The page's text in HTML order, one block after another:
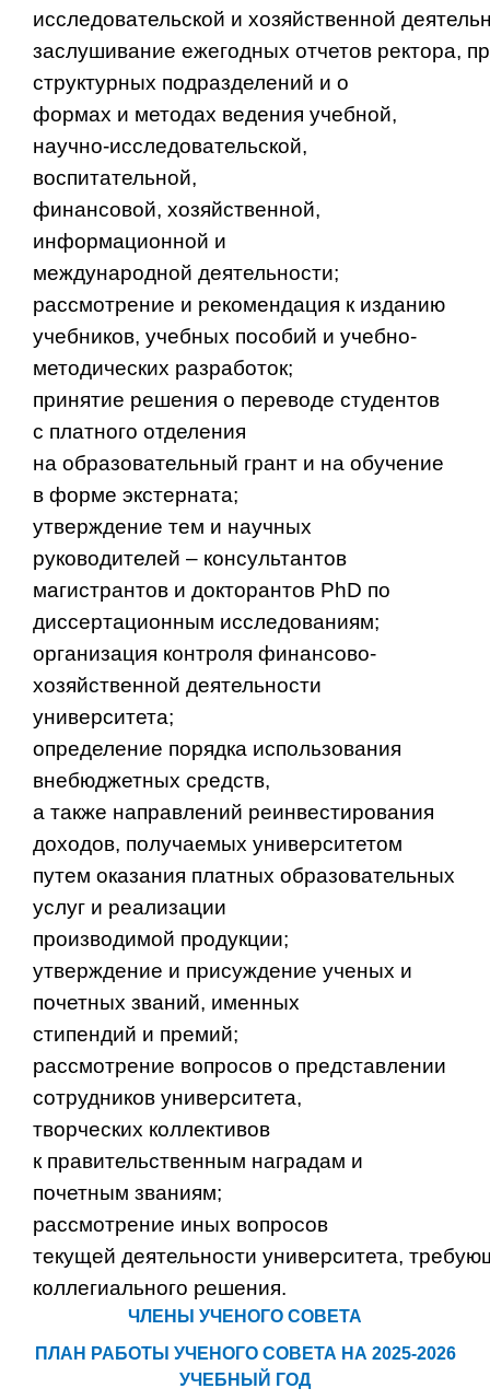
исследовательской и хозяйственной
заслушивание ежегодных отчетов ректора,
структурных подразделений и о
формах и методах ведения учебной,
научно-исследовательской,
воспитательной,
финансовой, хозяйственной,
информационной и
международной деятельности;
рассмотрение и рекомендация к изданию
учебников, учебных пособий и учебно-
методических разработок;
принятие решения о переводе студентов
с платного отделения
на образовательный грант и на обучение
в форме экстерната;
утверждение тем и научных
руководителей – консультантов
магистрантов и докторантов PhD по
диссертационным исследованиям;
организация контроля финансово-
хозяйственной деятельности
университета;
определение порядка использования
внебюджетных средств,
а также направлений реинвестирования
доходов, получаемых университетом
путем оказания платных образовательных
услуг и реализации
производимой продукции;
утверждение и присуждение ученых и
почетных званий, именных
стипендий и премий;
рассмотрение вопросов о представлении
сотрудников университета,
творческих коллективов
к правительственным наградам и
почетным званиям;
рассмотрение иных вопросов
текущей деятельности университета,
коллегиального решения.
ЧЛЕНЫ УЧЕНОГО СОВЕТА
ПЛАН РАБОТЫ УЧЕНОГО СОВЕТА НА 2025-2026
УЧЕБНЫЙ ГОД